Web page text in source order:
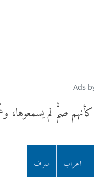
Ads
كأنهم صمٌّ لم
اعراب صرف